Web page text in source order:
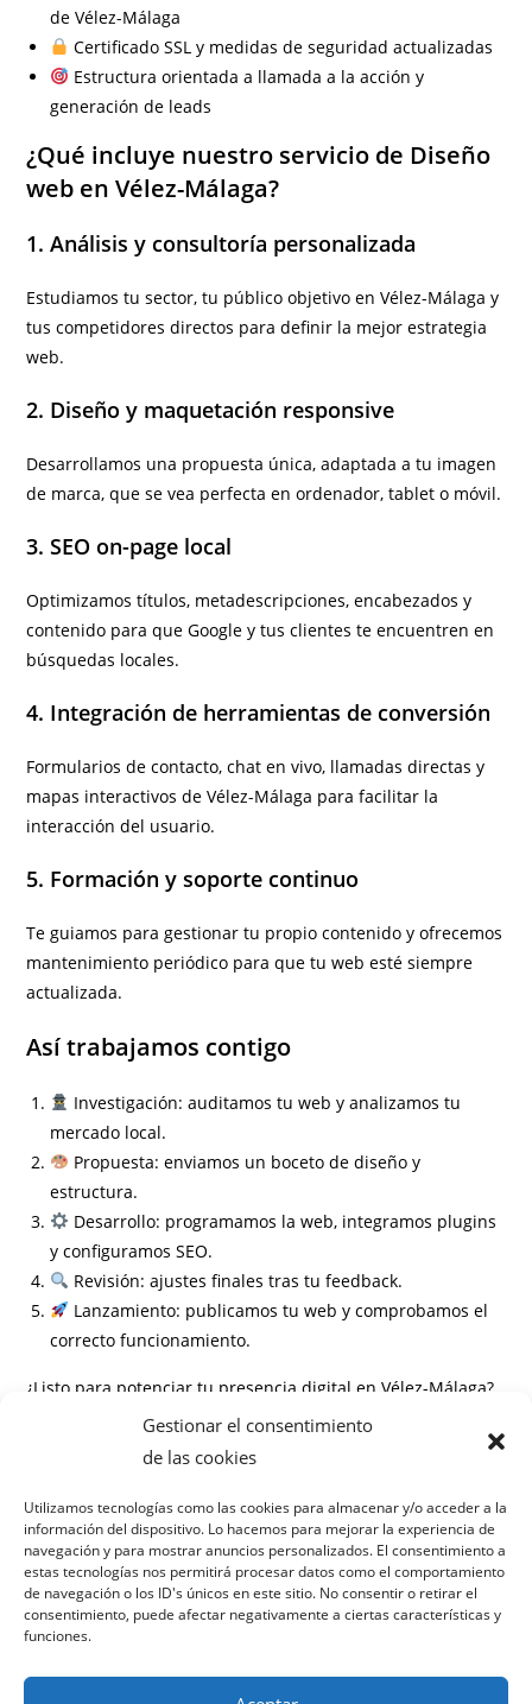
Gestionar el consentimiento
de las cookies
Utilizamos tecnologías como las cookies para almacenar y/o acceder a la
información del dispositivo. Lo hacemos para mejorar la experiencia de
navegación y para mostrar anuncios personalizados. El consentimiento a
estas tecnologías nos permitirá procesar datos como el comportamiento
de navegación o los ID's únicos en este sitio. No consentir o retirar el
consentimiento, puede afectar negativamente a ciertas características y
funciones.
de Vélez-Málaga
Certificado SSL y medidas de seguridad actualizadas
Estructura orientada a llamada a la acción y
generación de leads
¿Qué incluye nuestro servicio de Diseño
web en Vélez-Málaga?
1. Análisis y consultoría personalizada
Estudiamos tu sector, tu público objetivo en Vélez-Málaga y
tus competidores directos para definir la mejor estrategia
web.
2. Diseño y maquetación responsive
Desarrollamos una propuesta única, adaptada a tu imagen
de marca, que se vea perfecta en ordenador, tablet o móvil.
3. SEO on-page local
Optimizamos títulos, metadescripciones, encabezados y
contenido para que Google y tus clientes te encuentren en
búsquedas locales.
4. Integración de herramientas de conversión
Formularios de contacto, chat en vivo, llamadas directas y
mapas interactivos de Vélez-Málaga para facilitar la
interacción del usuario.
5. Formación y soporte continuo
Te guiamos para gestionar tu propio contenido y ofrecemos
mantenimiento periódico para que tu web esté siempre
actualizada.
Así trabajamos contigo
Investigación: auditamos tu web y analizamos tu
mercado local.
Propuesta: enviamos un boceto de diseño y
estructura.
Desarrollo: programamos la web, integramos plugins
y configuramos SEO.
Revisión: ajustes finales tras tu feedback.
Lanzamiento: publicamos tu web y comprobamos el
correcto funcionamiento.
¿Listo para potenciar tu presencia digital en Vélez-Málaga?
¿Cuánto tiempo tarda el proyecto de diseño web?
¿Incluye hosting y dominio?
¿Puedo actualizar el contenido yo mismo?
¿El diseño es totalmente adaptable a móviles?